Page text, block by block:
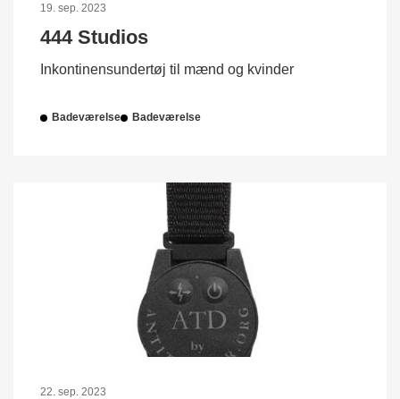
19. sep. 2023
444 Studios
Inkontinensundertøj til mænd og kvinder
Badeværelse Badeværelse
22. sep. 2023